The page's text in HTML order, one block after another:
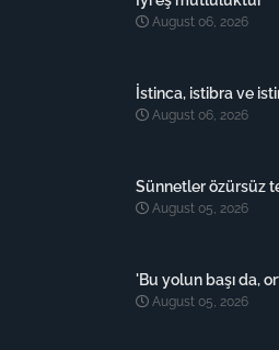
August 06, 2026
İstinca, istibra ve
August 06, 2026
Sünnetler özürsüz
August 05, 2026
'Bu yolun başı da,
August 05, 2026